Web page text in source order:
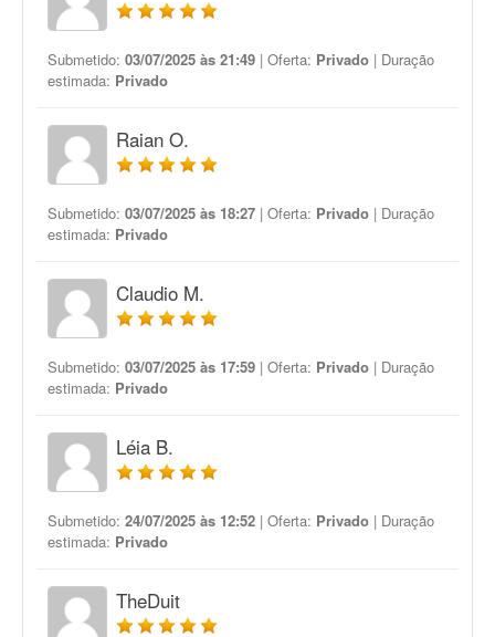
Submetido: 03/07/2025 às 21:49 | Oferta: Privado | Duração
estimada: Privado
Raian O.
Submetido: 03/07/2025 às 18:27 | Oferta: Privado | Duração
estimada: Privado
Claudio M.
Submetido: 03/07/2025 às 17:59 | Oferta: Privado | Duração
estimada: Privado
Léia B.
Submetido: 24/07/2025 às 12:52 | Oferta: Privado | Duração
estimada: Privado
TheDuit